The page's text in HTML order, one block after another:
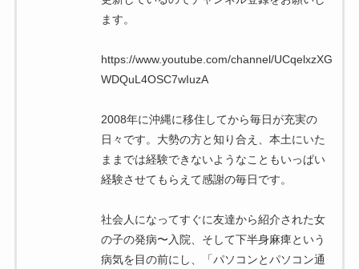
ます。
https://www.youtube.com/channel/UCqelxzXG
WDQuL4OSC7wIuzA
2008年に沖縄に移住してから毎日が充実の
日々です。大勢の方と知り合え、本土にいた
ままでは経験できないようなこともいっぱい
経験させてもらえて感謝の毎日です。
社会人になってすぐに友達から紹介された女
の子の発病〜入院、そして下半身麻痺という
病気を目の前にし、「パソコンとパソコン通